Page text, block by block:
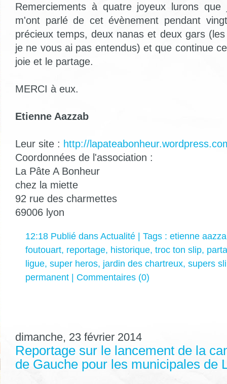
Remerciements à quatre joyeux lurons
m'ont parlé de cet évènement pendant
précieux temps, deux nanas et deux gars
je ne vous ai pas entendus) et que continue
joie et le partage.
MERCI à eux.
Etienne Aazzab
Leur site : http://
Coordonnées de l'association :
La Pâte A Bonheur
chez la miette
92 rue des charmettes
69006 lyon
12:18 Publié dans Actualité | Tags : etienne
foutouart, reportage, historique, troc ton slip,
ligue, super heros, jardin des chartreux, supers
permanent | Commentaires (0)
dimanche, 23 février 2014
Reportage sur le lancement de la
de Gauche pour les municipales de